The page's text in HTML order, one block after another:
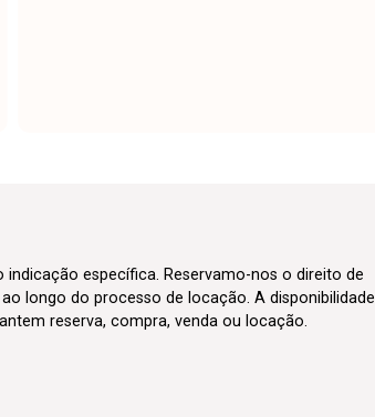
específica. Reservamo-nos o direito de
longo do processo de locação. A disponibilidade
reserva, compra, venda ou locação.